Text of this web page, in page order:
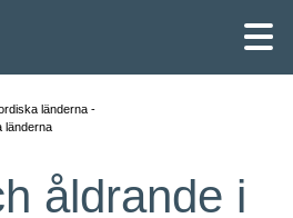
länderna
länderna
åldrande i